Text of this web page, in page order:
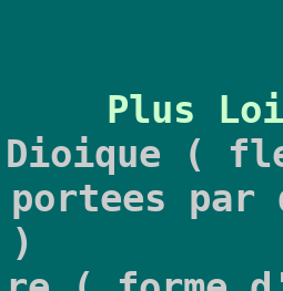
Plus
(
par
)